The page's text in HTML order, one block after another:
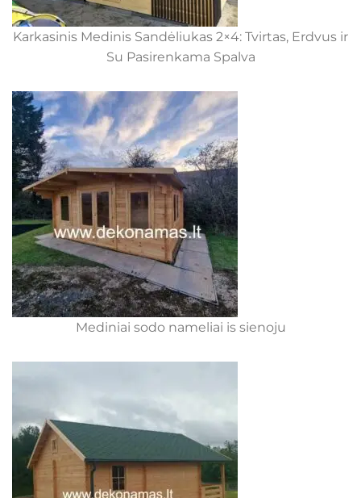
Karkasinis Medinis Sandėliukas 2×4: Tvirtas, Erdvus ir
Su Pasirenkama Spalva
Mediniai sodo nameliai is sienoju